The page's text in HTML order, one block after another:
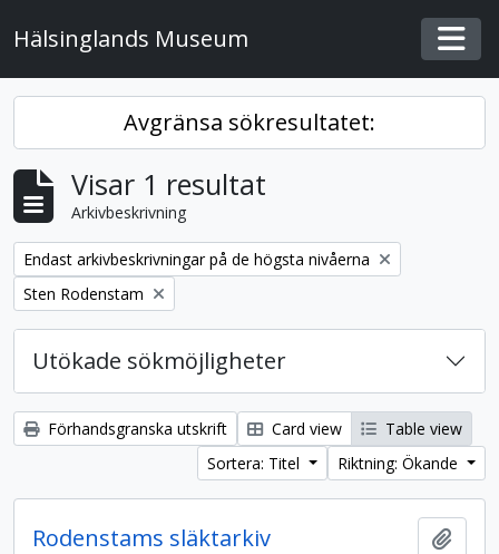
Hälsinglands Museum
Avgränsa sökresultatet:
Visar 1 resultat
Arkivbeskrivning
Remove filter:
Endast arkivbeskrivningar på de högsta nivåerna
Remove filter:
Sten Rodenstam
Utökade sökmöjligheter
Förhandsgranska utskrift Card view
Table view
Sortera: Titel
Riktning: Ökande
Rodenstams släktarkiv